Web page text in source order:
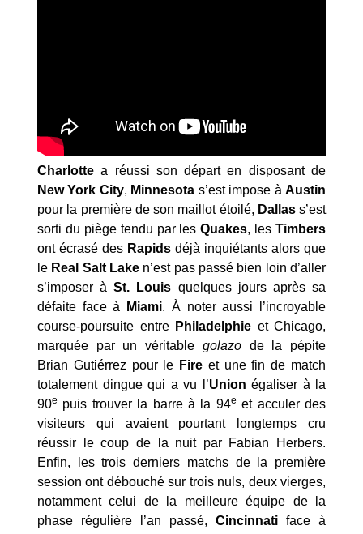
Charlotte a réussi son départ en disposant de
New York City, Minnesota s’est impose àAustin
pour la première de son maillot étoilé, Dallass’est
sorti du piège tendu par lesQuakes, les Timbers
ont écrasé des Rapids déjà inquiétants alors que
le Real Salt Lake n’est pas passé bien loin d’aller
s’imposer àSt. Louis quelques jours après sa
défaite face à
Miami. À noter aussi l’incroyable
course-poursuite entre Philadelphie et Chicago,
marquée par un véritable golazode la pépite
Brian Gutiérrez pour le Fire et une fin de match
totalement dingue qui a vu l’Union égaliser à la
90e puis trouver la barre à la 94e et acculer des
visiteurs qui avaient pourtant longtemps cru
réussir le coup de la nuit par Fabian Herbers.
Enfin, les trois derniers matchs de la première
session ont débouché sur trois nuls, deux vierges,
notamment celui de la meilleure équipe de la
phase régulière l’an passé, Cincinnati face à